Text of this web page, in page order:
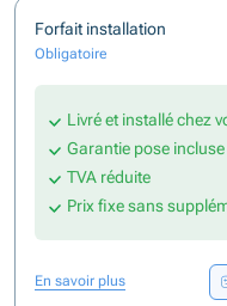
Forfait installation
Obligatoire
Livré et installé chez
Garantie pose incluse
TVA réduite
Prix fixe sans
En savoir plus